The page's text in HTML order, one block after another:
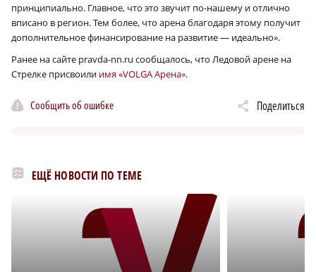
принципиально. Главное, что это звучит по-нашему и отлично
вписано в регион.Тем более, что арена благодаря этому получит
дополнительное финансирование на развитие — идеально».
Ранее на сайте pravda-nn.ru сообщалось, что Ледовой арене на
Стрелке присвоили имя «VOLGA Арена».
Сообщить об ошибке Поделиться
ЕЩЁ НОВОСТИ ПО ТЕМЕ